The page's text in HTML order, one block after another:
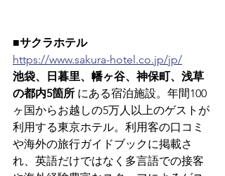
■サクラホテル
https://www.sakura-hotel.co.jp/jp/
池袋、日暮里、幡ヶ谷、神保町、浅草
の都内5箇所 にある宿泊施設。年間100
ヶ国からお越しの5万人以上のゲストが
利用する東京ホテル。利用客の口コミ
や海外の旅行ガイドブックに掲載さ
れ、英語だけではなく多言語での接客